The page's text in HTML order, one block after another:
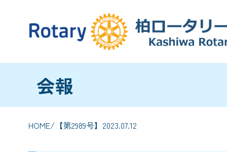
会報
HOME/【第2989号】2023.07.12